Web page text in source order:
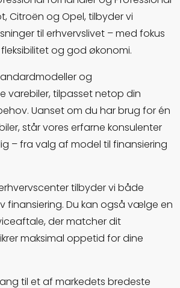
,Citroën og Opel,tilbydervi
til erhvervslivet –med fokus
fleksibilitetog god økonomi.
og
varebiler,tilpassetnetop din
Uansetom du harbrug forén
,stårvores erfarne konsulenter
–fra valg af model til finansiering
entertilbydervi både
finansiering. Du kan også vælge en
dermatcherdit
maksimal oppetid fordine
til etaf markedets bredeste